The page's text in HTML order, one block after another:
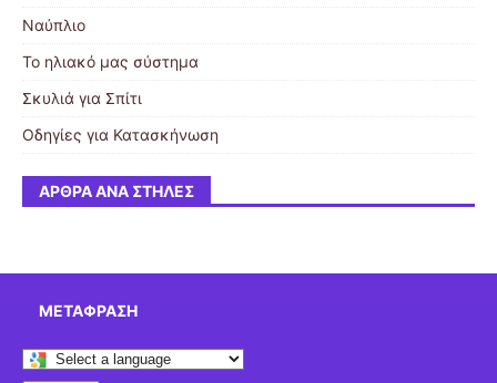
Ναύπλιο
Το ηλιακό μας σύστημα
Σκυλιά για Σπίτι
Οδηγίες για Κατασκήνωση
ΆΡΘΡΑ ΑΝΆ ΣΤΉΛΕΣ
ΜΕΤΆΦΡΑΣΗ